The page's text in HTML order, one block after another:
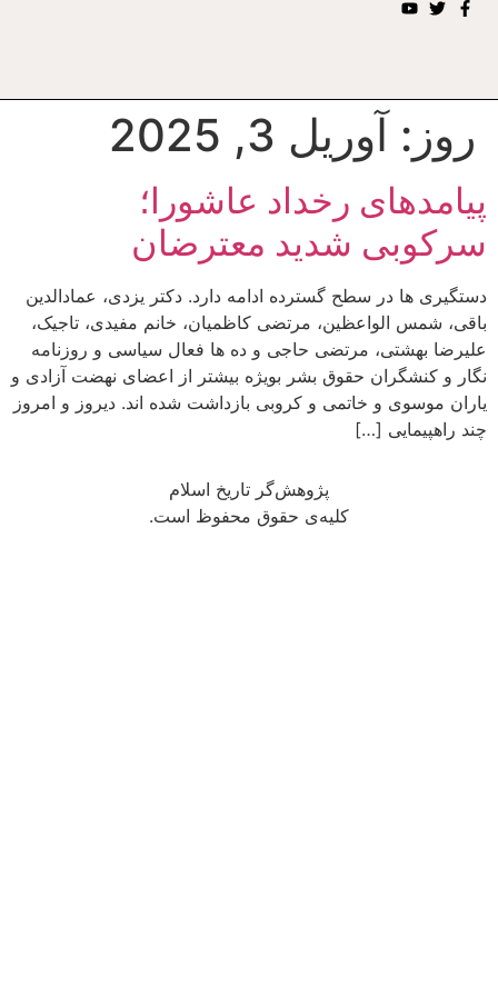
روز: آوریل 3, 2025
پیامدهای رخداد عاشورا؛
سرکوبی شدید معترضان
دستگیری ها در سطح گسترده ادامه دارد. دکتر یزدی، عمادالدین
باقی، شمس الواعظین، مرتضی کاظمیان، خانم مفیدی، تاجیک،
علیرضا بهشتی، مرتضی حاجی و ده ها فعال سیاسی و روزنامه
نگار و کنشگران حقوق بشر بویژه بیشتر از اعضای نهضت آزادی و
یاران موسوی و خاتمی و کروبی بازداشت شده اند. دیروز و امروز
چند راهپیمایی […]
پژوهش‌گر تاریخ اسلام
کلیه‌ی حقوق محفوظ است.